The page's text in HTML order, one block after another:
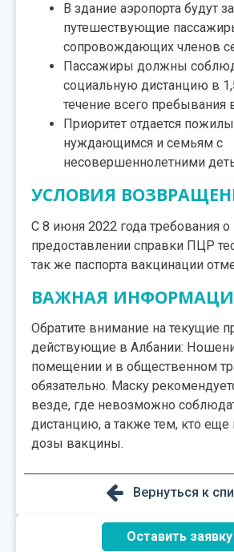
В здание аэропорта будут
путешествующие
сопровождающих членов
Пассажиры должны
социальную дистанцию ​​в
течение всего пребывания
Приоритет отдается
нуждающимся и семьям с
несовершеннолетними
УСЛОВИЯ
С 8 июня 2022 года требования о
предоставлении справки ПЦР
так же паспорта вакцинации
ВАЖНАЯ
Обратите внимание на текущие
действующие в Албании:
помещении и в общественном
обязательно. Маску
везде, где невозможно
дистанцию, а также тем, кто еще
дозы вакцины.
Вернуться к
Оставить заявку